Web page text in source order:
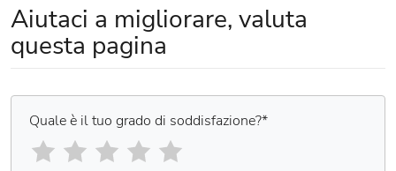
Aiutaci a migliorare, valuta
questa pagina
Quale è il tuo grado di soddisfazione?*